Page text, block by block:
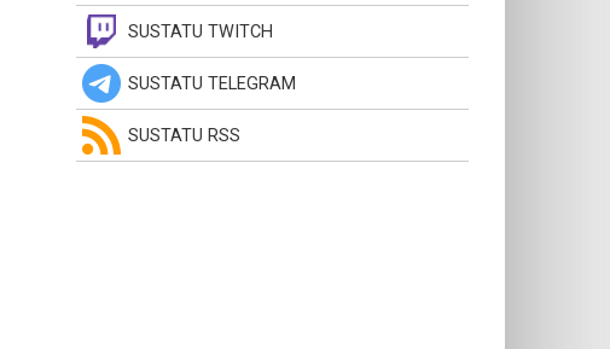
SUSTATU TWITCH
SUSTATU TELEGRAM
SUSTATU RSS